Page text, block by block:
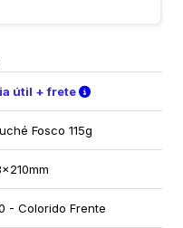
útil + frete Verifique as
Fosco 115g
- Colorido Frente